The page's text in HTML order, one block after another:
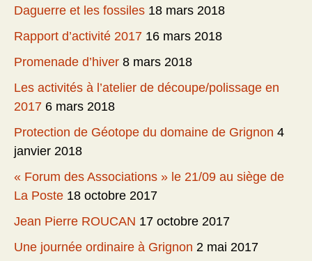
Daguerre et les fossiles 18 mars 2018
Rapport d’activité 2017 16 mars 2018
Promenade d’hiver 8 mars 2018
Les activités à l’atelier de découpe/polissage en
2017 6 mars 2018
Protection de Géotope du domaine de Grignon 4
janvier 2018
« Forum des Associations » le 21/09 au siège de
La Poste 18 octobre 2017
Jean Pierre ROUCAN 17 octobre 2017
Une journée ordinaire à Grignon 2 mai 2017